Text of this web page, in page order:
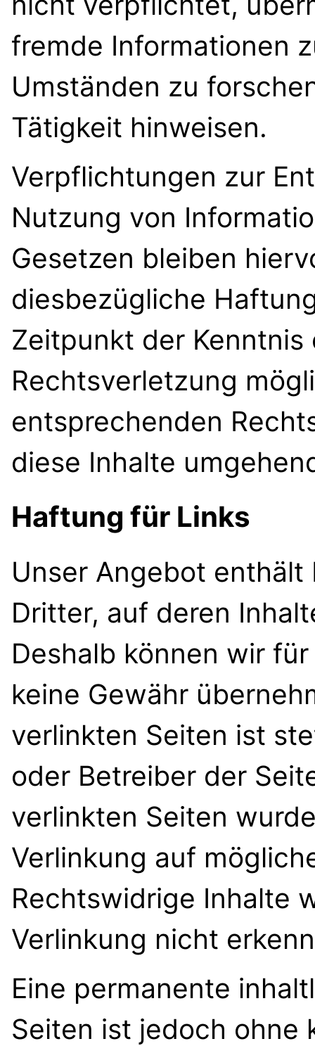
fremde Informationen
Umständen zu
Tätigkeit hinweisen.
Verpflichtungen zur
Nutzung von
Gesetzen bleiben
diesbezügliche
Zeitpunkt der
Rechtsverletzung
entsprechenden
diese Inhalte
Haftung für Links
Unser Angebot
Dritter, auf deren
Deshalb können wir
keine Gewähr
verlinkten Seiten ist
oder Betreiber der
verlinkten Seiten
Verlinkung auf
Rechtswidrige Inhalte
Verlinkung nicht
Eine permanente
Seiten ist jedoch ohne